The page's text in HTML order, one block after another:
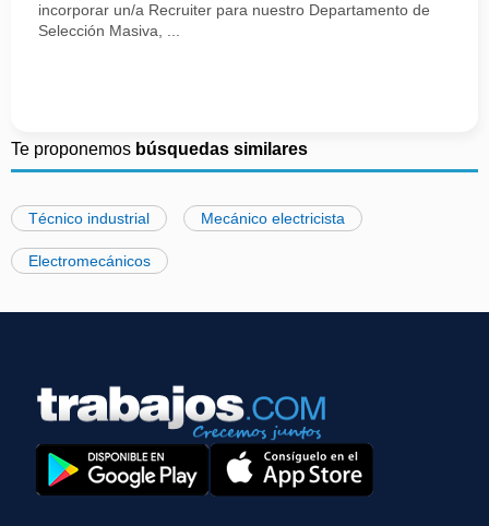
incorporar un/a Recruiter para nuestro Departamento de
Selección Masiva, ...
Te proponemos búsquedas similares
Técnico industrial Mecánico electricista
Electromecánicos